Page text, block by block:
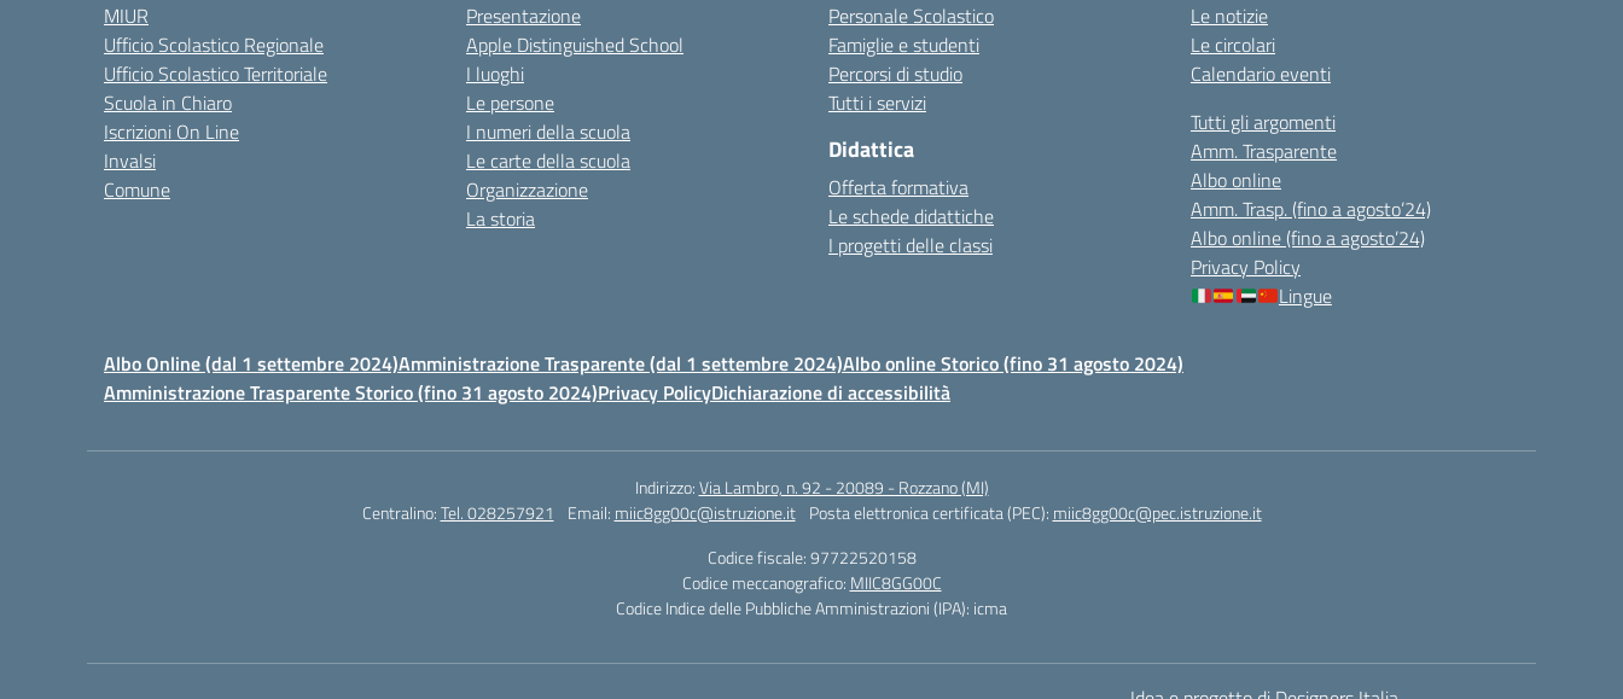
MIUR
Ufficio Scolastico Regionale
Ufficio Scolastico Territoriale
Scuola in Chiaro
Iscrizioni On Line
Invalsi
Comune
Presentazione
Apple Distinguished School
I luoghi
Le persone
I numeri della scuola
Le carte della scuola
Organizzazione
La storia
Personale Scolastico
Famiglie e studenti
Percorsi di studio
Tutti i servizi
Didattica
Offerta formativa
Le schede didattiche
I progetti delle classi
Le notizie
Le circolari
Calendario eventi
Tutti gli argomenti
Amm. Trasparente
Albo online
Amm. Trasp. (fino a agosto’24)
Albo online (fino a agosto’24)
Privacy Policy
Lingue
Albo Online (dal 1 settembre 2024)Amministrazione Trasparente (dal 1 settembre 2024)Albo online Storico (fino 31 agosto 2024)
Amministrazione Trasparente Storico (fino 31 agosto 2024)Privacy PolicyDichiarazione di accessibilità
Indirizzo:Via Lambro, n. 92 - 20089 - Rozzano (MI)
Centralino:Tel. 028257921 Email: miic8gg00c@istruzione.it Posta elettronica certificata (PEC): miic8gg00c@pec.istruzione.it
Codice fiscale: 97722520158
Codice meccanografico: MIIC8GG00C
Codice Indice delle Pubbliche Amministrazioni (IPA): icma